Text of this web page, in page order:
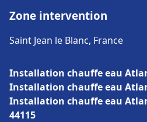
Zone intervention
Saint Jean le Blanc, France
Installation chauffe eau
Installation chauffe eau
Installation chauffe eau
44115